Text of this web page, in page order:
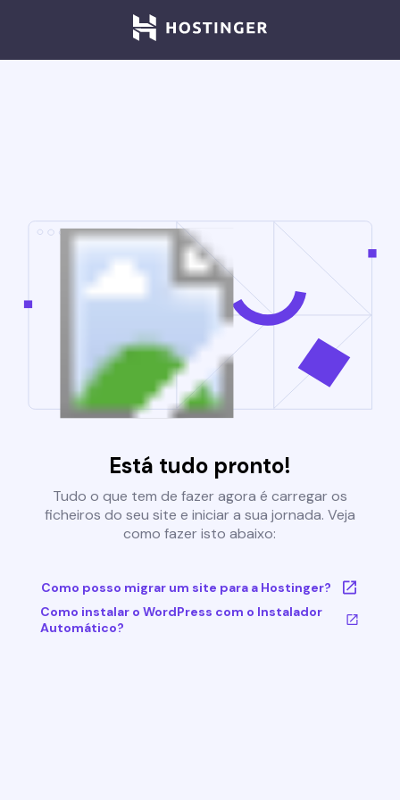
Está tudo pronto!
Tudo o que tem de fazer agora é carregar os
ficheiros do seu site e iniciar a sua jornada. Veja
como fazer isto abaixo:
Como posso migrar um site para a Hostinger?
Como instalar o WordPress com o Instalador
Automático?